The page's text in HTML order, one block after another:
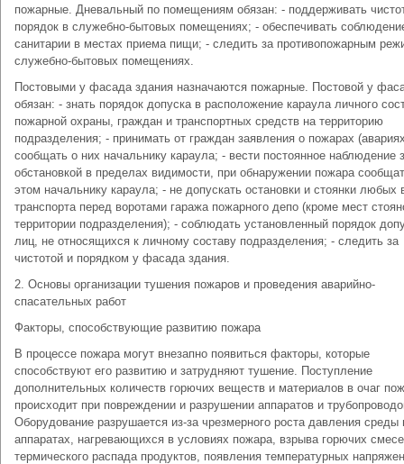
пожарные. Дневальный по помещениям обязан: - поддерживать
порядок в служебно-бытовых помещениях; - обеспечивать
санитарии в местах приема пищи; - следить за противопожарным
служебно-бытовых помещениях.
Постовыми у фасада здания назначаются пожарные. Постовой у
обязан: - знать порядок допуска в расположение караула личного
пожарной охраны, граждан и транспортных средств на территорию
подразделения; - принимать от граждан заявления о пожарах
сообщать о них начальнику караула; - вести постоянное наблюдение
обстановкой в пределах видимости, при обнаружении пожара
этом начальнику караула; - не допускать остановки и стоянки любых
транспорта перед воротами гаража пожарного депо (кроме мест
территории подразделения); - соблюдать установленный порядок
лиц, не относящихся к личному составу подразделения; - следить за
чистотой и порядком у фасада здания.
2. Основы организации тушения пожаров и проведения аварийно-
спасательных работ
Факторы, способствующие развитию пожара
В процессе пожара могут внезапно появиться факторы, которые
способствуют его развитию и затрудняют тушение. Поступление
дополнительных количеств горючих веществ и материалов в очаг
происходит при повреждении и разрушении аппаратов и
Оборудование разрушается из-за чрезмерного роста давления среды
аппаратах, нагревающихся в условиях пожара, взрыва горючих
термического распада продуктов, появления температурных